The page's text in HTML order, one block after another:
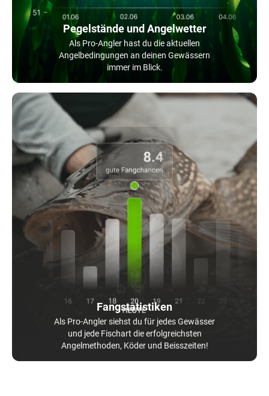
Pegelstände und Angelwetter
Als Pro-Angler hast du die aktuellen
Angelbedingungen an deinen Gewässern
immer im Blick.
Fangstatistiken
Als Pro-Angler siehst du für jedes Gewässer
und jede Fischart die erfolgreichsten
Angelmethoden, Köder und Beisszeiten!